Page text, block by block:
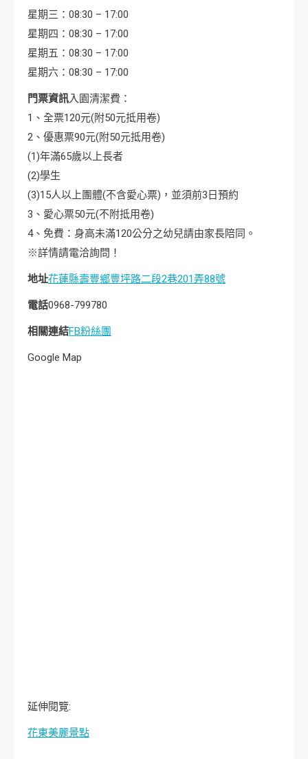
星期三：08:30 – 17:00
星期四：08:30 – 17:00
星期五：08:30 – 17:00
星期六：08:30 – 17:00
門票資訊入園清潔費：
1、全票120元(附50元抵用卷)
2、優惠票90元(附50元抵用卷)
(1)年滿65歲以上長者
(2)學生
(3)15人以上團體(不含愛心票)，並須前3日預約
3、愛心票50元(不附抵用卷)
4、免費：身高未滿120公分之幼兒請由家長陪同。
※詳情請電洽詢問！
地址花蓮縣壽豐鄉豐坪路二段2巷201弄88號
電話0968-799780
相關連結FB粉絲團
Google Map
延伸閱覽:
花東美麗景點